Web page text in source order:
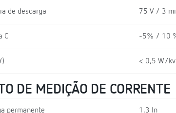
de descarga 75 V / 3
C -5% / 10
< 0,5 W/
DE MEDIÇÃO DE CORRENTE
permanente 1,3 In